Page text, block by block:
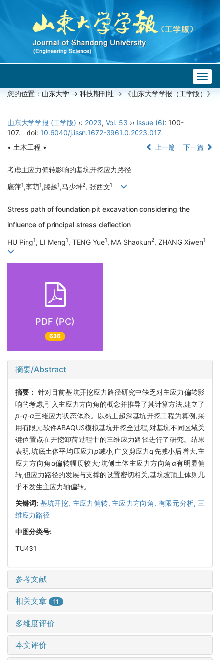
您的位置： 山东大学 -> 科技期刊社 -> 《山东大学学报（工学版）》
山东大学学报 (工学版) ›› 2023, Vol. 53 ›› Issue (6): 100-
107.
doi: 10.6040/j.issn.1672-3961.0.2023.017
• 土木工程 •
上一篇 下一篇
考虑主应力偏转影响的基坑开挖应力路径
扈萍1,李萌1,滕越1,马少坤2, 张西文1
Stress path of foundation pit excavation considering the
influence of principal stress deflection
HU Ping1, LI Meng1, TENG Yue1, MA Shaokun2, ZHANG Xiwen1
PDF (PC)
636
摘要/Abstract
摘要： 针对目前基坑开挖应力路径研究中缺乏对主应力偏转影
响的考虑,引入主应力方向角的概念并推导了其计算方法,建立了
p-q-α三维应力状态体系 。 以黏土超深基坑开挖工程为算例,采
用有限元软件ABAQUS模拟基坑开挖全过程,对基坑不同区域关
键位置点在开挖卸荷过程中的三维应力路径进行了研究。 结果
表明,坑底土体平均压应力p减小,广义剪应力q先减小后增大,主
应力方向角α偏转幅度较大;坑侧土体主应力方向角α有明显偏
转,但应力路径的发展与支撑的设置密切相关,基坑坡顶土体则几
乎不发生主应力轴偏转。
关键词: 基坑开挖, 主应力偏转, 主应力方向角, 有限元分析, 三
维应力路径
中图分类号:
TU431
参考文献
相关文章 11
多维度评价
本文评价